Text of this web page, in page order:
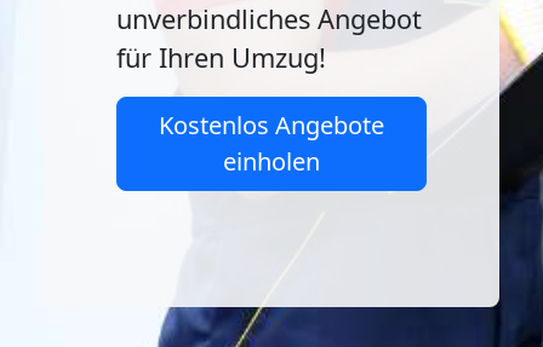
unverbindliches Angebot
für Ihren Umzug!
Kostenlos Angebote
einholen